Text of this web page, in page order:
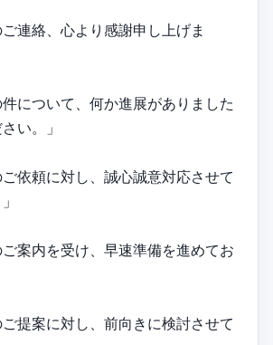
連絡、心より感謝申し上げま
について、何か進展がありました
い。」
依頼に対し、誠心誠意対応させて
案内を受け、早速準備を進めてお
提案に対し、前向きに検討させて